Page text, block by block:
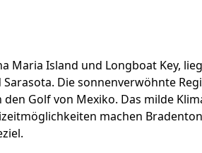
Maria Island und Longboat Key,
Die sonnenverwöhnte
Golf von Mexiko. Das milde
machen